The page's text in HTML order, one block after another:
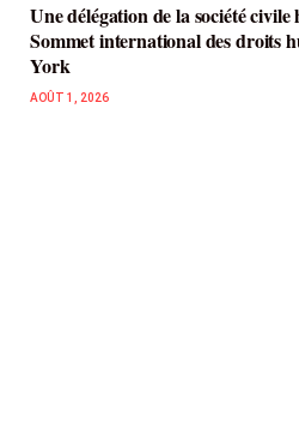
Une délégation de la société
Sommet international des droits
York
AOÛT 1, 2026